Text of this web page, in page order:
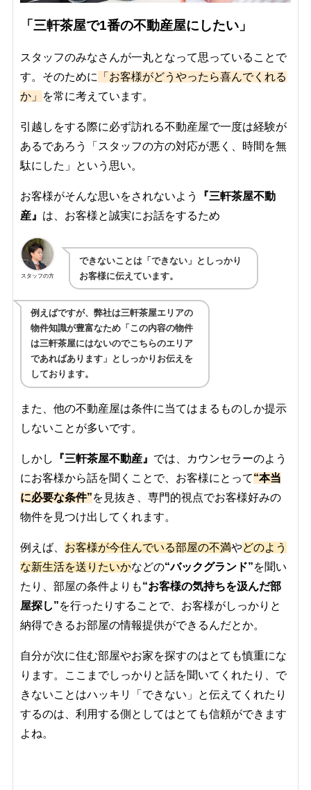
「三軒茶屋で1番の不動産屋にしたい」
スタッフのみなさんが一丸となって思っていることで
す。そのために
「お客様がどうやったら喜んでくれる
か」
を常に考えています。
引越しをする際に必ず訪れる不動産屋で一度は経験が
あるであろう「スタッフの方の対応が悪く、時間を無
駄にした」という思い。
お客様がそんな思いをされないよう
『三軒茶屋不動
産』 は、お客様と誠実にお話をするため
スタッフの方
できないことは「できない」としっかり
お客様に伝えています。
例えばですが、弊社は三軒茶屋エリアの
物件知識が豊富なため「この内容の物件
は三軒茶屋にはないのでこちらのエリア
であればあります」としっかりお伝えを
しております。
また、他の不動産屋は条件に当てはまるものしか提示
しないことが多いです。
しかし 『三軒茶屋不動産』 では、カウンセラーのよう
にお客様から話を聞くことで、お客様にとって“本当
に必要な条件”を見抜き、専門的視点でお客様好みの
物件を見つけ出してくれます。
例えば、 お客様が今住んでいる部屋の不満やどのよう
な新生活を送りたいかなどの“バックグランド”を聞い
たり、部屋の条件よりも“お客様の気持ちを汲んだ部
屋探し”を行ったりすることで、お客様がしっかりと
納得できるお部屋の情報提供ができるんだとか。
自分が次に住む部屋やお家を探すのはとても慎重にな
ります。ここまでしっかりと話を聞いてくれたり、で
きないことはハッキリ「できない」と伝えてくれたり
するのは、利用する側としてはとても信頼ができます
よね。